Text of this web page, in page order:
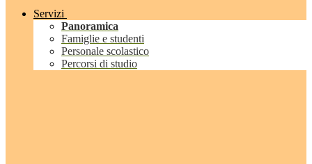
Servizi
Panoramica
Famiglie e studenti
Personale scolastico
Percorsi di studio